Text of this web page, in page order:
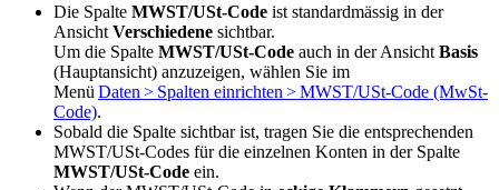
Die Spalte MWST/USt-Code ist standardmässig in der
Ansicht Verschiedene sichtbar.
Um die Spalte MWST/USt-Code auch in der Ansicht Basis
(Hauptansicht) anzuzeigen, wählen Sie im
Menü Daten > Spalten einrichten > MWST/USt-Code (MwSt-
Code).
Sobald die Spalte sichtbar ist, tragen Sie die entsprechenden
MWST/USt-Codes für die einzelnen Konten in der Spalte
MWST/USt-Code ein.